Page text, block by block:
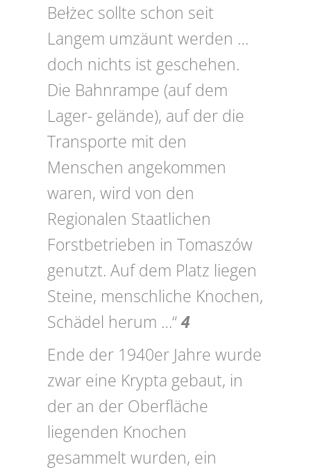
Bełżec sollte schon seit
Langem umzäunt werden …
doch nichts ist geschehen.
Die Bahnrampe (auf dem
Lager- gelände), auf der die
Transporte mit den
Menschen angekommen
waren, wird von den
Regionalen Staatlichen
Forstbetrieben in Tomaszów
genutzt. Auf dem Platz liegen
Steine, menschliche Knochen,
Schädel herum …“4
Ende der 1940er Jahre wurde
zwar eine Krypta gebaut, in
der an der Oberfläche
liegenden Knochen
gesammelt wurden, ein